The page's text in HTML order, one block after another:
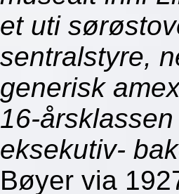
et uti
sentralstyre,
generisk
16-
eksekutiv-
Bøyer via